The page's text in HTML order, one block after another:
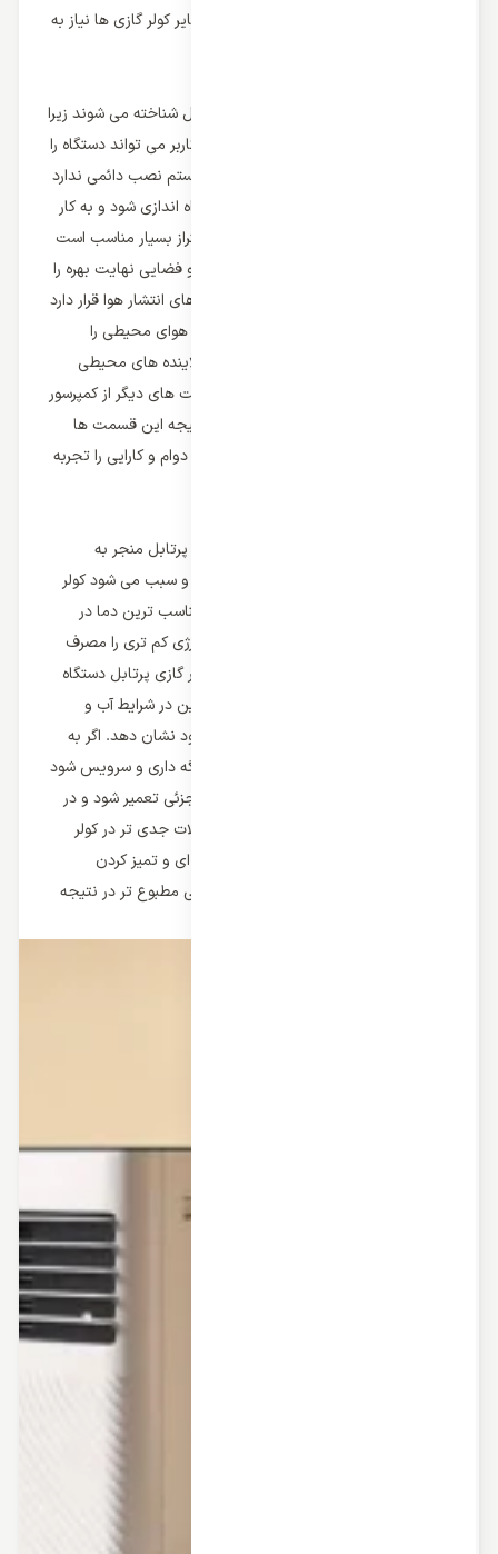
گزینه باشد و این دستگاه ها نیز همچون سایر کولر گازی ها نیاز به
کولر گازی پرتابل به سیستم های قابل حمل شناخته می شوند زیرا
از ابعاد و وزن بسیار کمی برخوردار بوده و کاربر می تواند دستگاه را
به راحتی همراه خود جا به جا کند و این سستم نصب دائمی ندارد
و تنها می تواند با ایجاد یک خروجی هوا راه اندازی شود و به کار
افتد. کولر گازی پرتابل برای فضاهای کم متراز بسیار مناسب است
و می توان از این نوع کولر برای هر محیط و فضایی نهایت بهره را
برد. در قسمت بالای کولر گازی پرتابل پره های انتشار هوا قرار دارد
و در پشت این خروجی فیلتر هوا می تواند هوای محیطی را
تصفیه کند و عاری از هرگونه گرد و غبار و آلاینده های محیطی
سازد. کولر گازی پرتابل همچون سایر قسمت های دیگر از کمپرسور
و کویل های مختلف برخوردار است و در نتیجه این قسمت ها
باید مرتب و نگه داری شوند تا کولر نهایت دوام و کارایی را تجربه
سرویس کردن و نگه داری مداوم کولر گازی پرتابل منجر به
افزایش کارایی و بهره وری دستگاه می شود و سبب می شود کولر
گازی به عملکرد عادی خود ادامه دهد و متناسب ترین دما در
بهینه ترین حالت را از خود نشان دهد و انرژی کم تری را مصرف
می کند. با نگه داری مراقبت مناسب از کولر گازی پرتابل دستگاه
طول عمر بالاتری را تجربه می کند و همچنین در شرایط آب و
هوایی سخت می تواند دوام مناسبی را ازخود نشان دهد. اگر به
نگه داری و سرویس شود
کولر گازی می تواند در هنگام بروز مسایل جزئی تعمیر شود و در
نتیجه این مورد کمک می کند از بروز مشکلات جدی تر در کولر
گازی جلوگیری شود. با ایجاد تعمیرات دوره ای و تمیز کردن
فیلترهای موجود در کولر گازی دستگاه هوایی مطبوع تر در نتیجه